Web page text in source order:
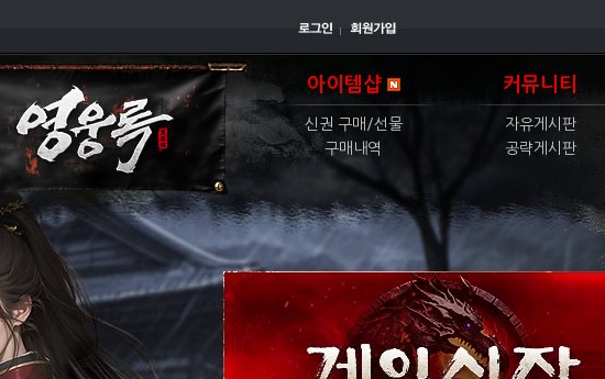
아이템샵
신권 구매/선물
구매내역
커뮤니티
자유게시판
공략게시판